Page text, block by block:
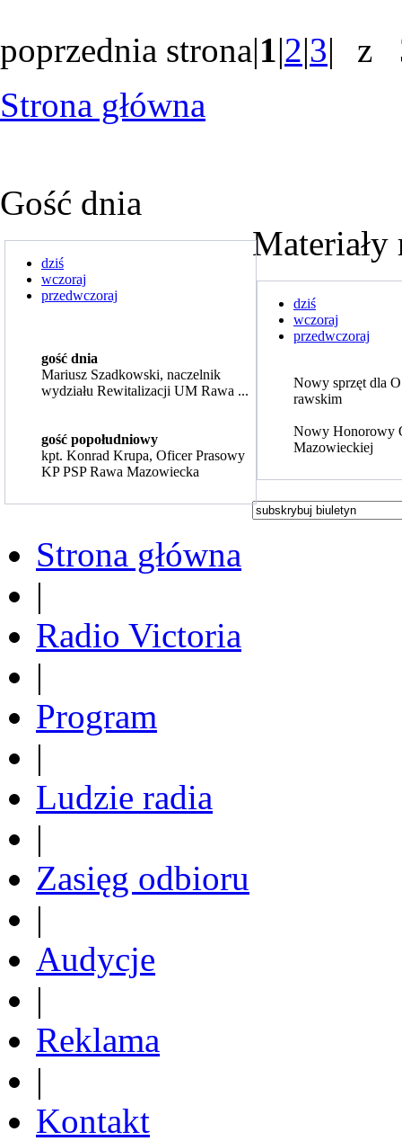
poprzednia strona|1|2|3|
z
Strona główna
Gość dnia
dziś
wczoraj
przedwczoraj
gość dnia
Mariusz Szadkowski, naczelnik
wydziału Rewitalizacji UM Rawa ...
gość popołudniowy
kpt. Konrad Krupa, Oficer Prasowy
KP PSP Rawa Mazowiecka
Materiały
dziś
wczoraj
przedwczoraj
Nowy sprzęt dla
rawskim
Nowy Honorowy
Mazowieckiej
Strona główna
|
Radio Victoria
|
Program
|
Ludzie radia
|
Zasięg odbioru
|
Audycje
|
Reklama
|
Kontakt